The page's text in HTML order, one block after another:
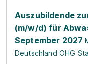
Auszubildende
(m/w/d) für
September 2027
Deutschland OHG